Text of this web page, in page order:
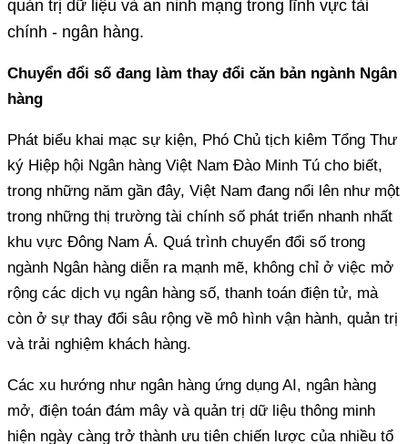
quản trị dữ liệu và an ninh mạng trong lĩnh vực tài
chính - ngân hàng.
Chuyển đổi số đang làm thay đổi căn bản ngành Ngân
hàng
Phát biểu khai mạc sự kiện, Phó Chủ tịch kiêm Tổng Thư
ký Hiệp hội Ngân hàng Việt Nam Đào Minh Tú cho biết,
trong những năm gần đây, Việt Nam đang nổi lên như một
trong những thị trường tài chính số phát triển nhanh nhất
khu vực Đông Nam Á. Quá trình chuyển đổi số trong
ngành Ngân hàng diễn ra mạnh mẽ, không chỉ ở việc mở
rộng các dịch vụ ngân hàng số, thanh toán điện tử, mà
còn ở sự thay đổi sâu rộng về mô hình vận hành, quản trị
và trải nghiệm khách hàng.
Các xu hướng như ngân hàng ứng dụng AI, ngân hàng
mở, điện toán đám mây và quản trị dữ liệu thông minh
hiện ngày càng trở thành ưu tiên chiến lược của nhiều tổ